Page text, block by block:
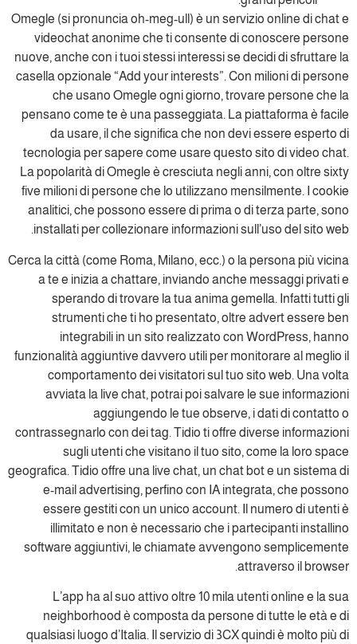
Omegle (si pronuncia oh-meg-ull) è un servizio online di chat e
videochat anonime che ti consente di conoscere persone
nuove, anche con i tuoi stessi interessi se decidi di sfruttare la
casella opzionale “Add your interests”. Con milioni di persone
che usano Omegle ogni giorno, trovare persone che la
pensano come te è una passeggiata. La piattaforma è facile
da usare, il che significa che non devi essere esperto di
tecnologia per sapere come usare questo sito di video chat.
La popolarità di Omegle è cresciuta negli anni, con oltre sixty
five milioni di persone che lo utilizzano mensilmente. I cookie
analitici, che possono essere di prima o di terza parte, sono
installati per collezionare informazioni sull’uso del sito web.
Cerca la città (come Roma, Milano, ecc.) o la persona più vicina
a te e inizia a chattare, inviando anche messaggi privati e
sperando di trovare la tua anima gemella. Infatti tutti gli
strumenti che ti ho presentato, oltre advert essere ben
integrabili in un sito realizzato con WordPress, hanno
funzionalità aggiuntive davvero utili per monitorare al meglio il
comportamento dei visitatori sul tuo sito web. Una volta
avviata la live chat, potrai poi salvare le sue informazioni
aggiungendo le tue observe, i dati di contatto o
contrassegnarlo con dei tag. Tidio ti offre diverse informazioni
sugli utenti che visitano il tuo sito, come la loro space
geografica. Tidio offre una live chat, un chat bot e un sistema di
e-mail advertising, perfino con IA integrata, che possono
essere gestiti con un unico account. Il numero di utenti è
illimitato e non è necessario che i partecipanti installino
software aggiuntivi, le chiamate avvengono semplicemente
attraverso il browser.
L’app ha al suo attivo oltre 10 mila utenti online e la sua
neighborhood è composta da persone di tutte le età e di
qualsiasi luogo d’Italia. Il servizio di 3CX quindi è molto più di